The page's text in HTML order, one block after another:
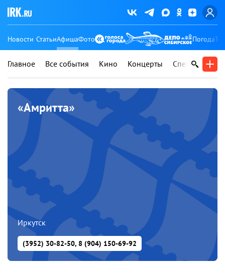
Новости СтатьиАфишаФото Погода
Главное Все события Кино Концерты Спектакли
«Амритта»
Иркутск
(3952) 30-82-50, 8 (904) 150-69-92